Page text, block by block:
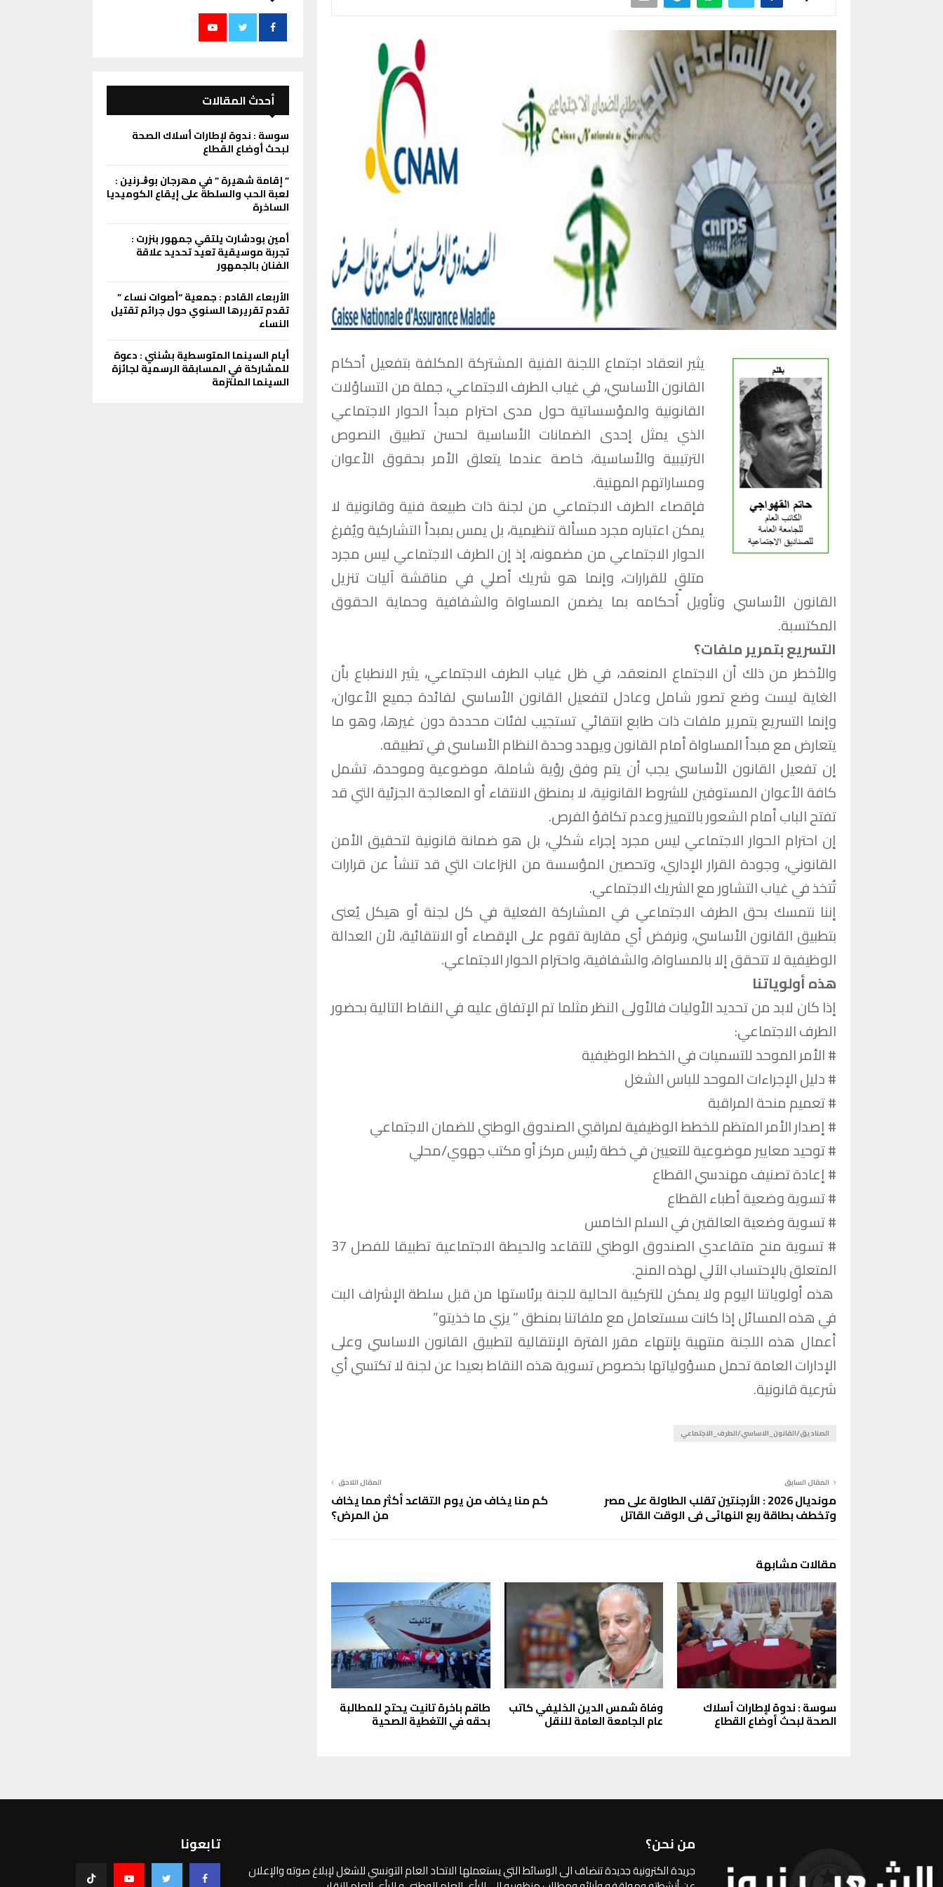
يثير انعقاد اجتماع اللجنة الفنية المشتركة المكلفة بتفعيل أحكام
القانون الأساسي، في غياب الطرف الاجتماعي، جملة من التساؤلات
القانونية والمؤسساتية حول مدى احترام مبدأ الحوار الاجتماعي
الذي يمثل إحدى الضمانات الأساسية لحسن تطبيق النصوص
الترتيبية والأساسية، خاصة عندما يتعلق الأمر بحقوق الأعوان
ومساراتهم المهنية.
فإقصاء الطرف الاجتماعي من لجنة ذات طبيعة فنية وقانونية لا
يمكن اعتباره مجرد مسألة تنظيمية، بل يمس بمبدأ التشاركية ويُفرغ
الحوار الاجتماعي من مضمونه، إذ إن الطرف الاجتماعي ليس مجرد
متلقٍ للقرارات، وإنما هو شريك أصلي في مناقشة آليات تنزيل
القانون الأساسي وتأويل أحكامه بما يضمن المساواة والشفافية وحماية الحقوق
المكتسبة.
التسريع بتمرير ملفات؟
والأخطر من ذلك أن الاجتماع المنعقد، في ظل غياب الطرف الاجتماعي، يثير الانطباع بأن
الغاية ليست وضع تصور شامل وعادل لتفعيل القانون الأساسي لفائدة جميع الأعوان،
وإنما التسريع بتمرير ملفات ذات طابع انتقائي تستجيب لفئات محددة دون غيرها، وهو ما
يتعارض مع مبدأ المساواة أمام القانون ويهدد وحدة النظام الأساسي في تطبيقه.
إن تفعيل القانون الأساسي يجب أن يتم وفق رؤية شاملة، موضوعية وموحدة، تشمل
كافة الأعوان المستوفين للشروط القانونية، لا بمنطق الانتقاء أو المعالجة الجزئية التي قد
تفتح الباب أمام الشعور بالتمييز وعدم تكافؤ الفرص.
إن احترام الحوار الاجتماعي ليس مجرد إجراء شكلي، بل هو ضمانة قانونية لتحقيق الأمن
القانوني، وجودة القرار الإداري، وتحصين المؤسسة من النزاعات التي قد تنشأ عن قرارات
تُتخذ في غياب التشاور مع الشريك الاجتماعي.
إننا نتمسك بحق الطرف الاجتماعي في المشاركة الفعلية في كل لجنة أو هيكل يُعنى
بتطبيق القانون الأساسي، ونرفض أي مقاربة تقوم على الإقصاء أو الانتقائية، لأن العدالة
الوظيفية لا تتحقق إلا بالمساواة، والشفافية، واحترام الحوار الاجتماعي.
هذه أولوياتنا
إذا كان لابد من تحديد الأوليات فالأولى النظر مثلما تم الإتفاق عليه في النقاط التالية بحضور
الطرف الاجتماعي:
# الأمر الموحد للتسميات في الخطط الوظيفية
# دليل الإجراءات الموحد للباس الشغل
# تعميم منحة المراقبة
# إصدار الأمر المتظم للخطط الوظيفية لمراقبي الصندوق الوطني للضمان الاجتماعي
# توحيد معايير موضوعية للتعيين في خطة رئيس مركز أو مكتب جهوي/محلي
# إعادة تصنيف مهندسي القطاع
# تسوية وضعية أطباء القطاع
# تسوية وضعية العالقين في السلم الخامس
# تسوية منح متقاعدي الصندوق الوطني للتقاعد والحيطة الاجتماعية تطبيقا للفصل 37
المتعلق بالإحتساب الآلي لهذه المنح.
هذه أولوياتنا اليوم ولا يمكن للتركيبة الحالية للجنة برئاستها من قبل سلطة الإشراف البت
في هذه المسائل إذا كانت سستعامل مع ملفاتنا بمنطق ” يزي ما خذيتو”
أعمال هذه اللجنة منتهية بإنتهاء مقرر الفترة الإنتقالية لتطبيق القانون الاساسي وعلى
الإدارات العامة تحمل مسؤولياتها بخصوص تسوية هذه النقاط بعيدا عن لجنة لا تكتسي أي
شرعية قانونية.
الصناديق/القانون_الاساسي/الطرف_الاجتماعي
المقال السابق
مونديال 2026 : الأرجنتين تقلب الطاولة على مصر
وتخطف بطاقة ربع النهائي في الوقت القاتل
المقال اللاحق
كم منا يخاف من يوم التقاعد أكثر مما يخاف
من المرض؟
مقالات مشابهة
سوسة : ندوة لإطارات أسلاك
الصحة لبحث أوضاع القطاع
وفاة شمس الدين الخليفي كاتب
عام الجامعة العامة للنقل
طاقم باخرة تانيت يحتج للمطالبة
بحقه في التغطية الصحية
أحدث المقالات
سوسة : ندوة لإطارات أسلاك الصحة
لبحث أوضاع القطاع
” إقامة شھیرة ” في مھرجان بوڨـرنین :
لعبة الحب والسلطة على إیقاع الكومیدیا
الساخرة
أمين بودشارت يلتقي جمهور بنزرت :
تجربة موسيقية تعيد تحديد علاقة
الفنان بالجمهور
الأربعاء القادم : جمعية “أصوات نساء ”
تقدم تقريرها السنوي حول جرائم تقتيل
النساء
أيام السينما المتوسطية بشنني : دعوة
للمشاركة في المسابقة الرسمية لجائزة
السينما الملتزمة
من نحن؟
جريدة الكترونية جديدة تنضاف الى الوسائط التي يستعملها الاتحاد العام التونسي للشغل لإبلاغ صوته والإعلان
تابعونا